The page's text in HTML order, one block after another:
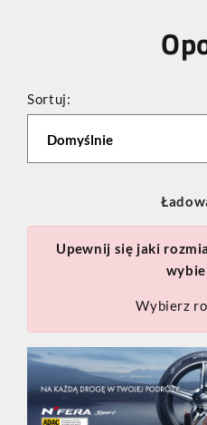
Sortuj:
Upewnij się jaki
Wybierz